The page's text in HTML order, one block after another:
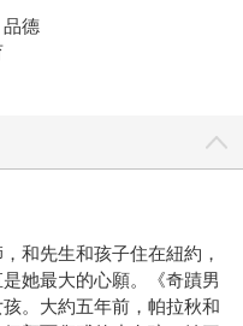
德
和先生和孩子住在紐約，
她最大的心願。《奇蹟男
。大約五年前，帕拉秋和